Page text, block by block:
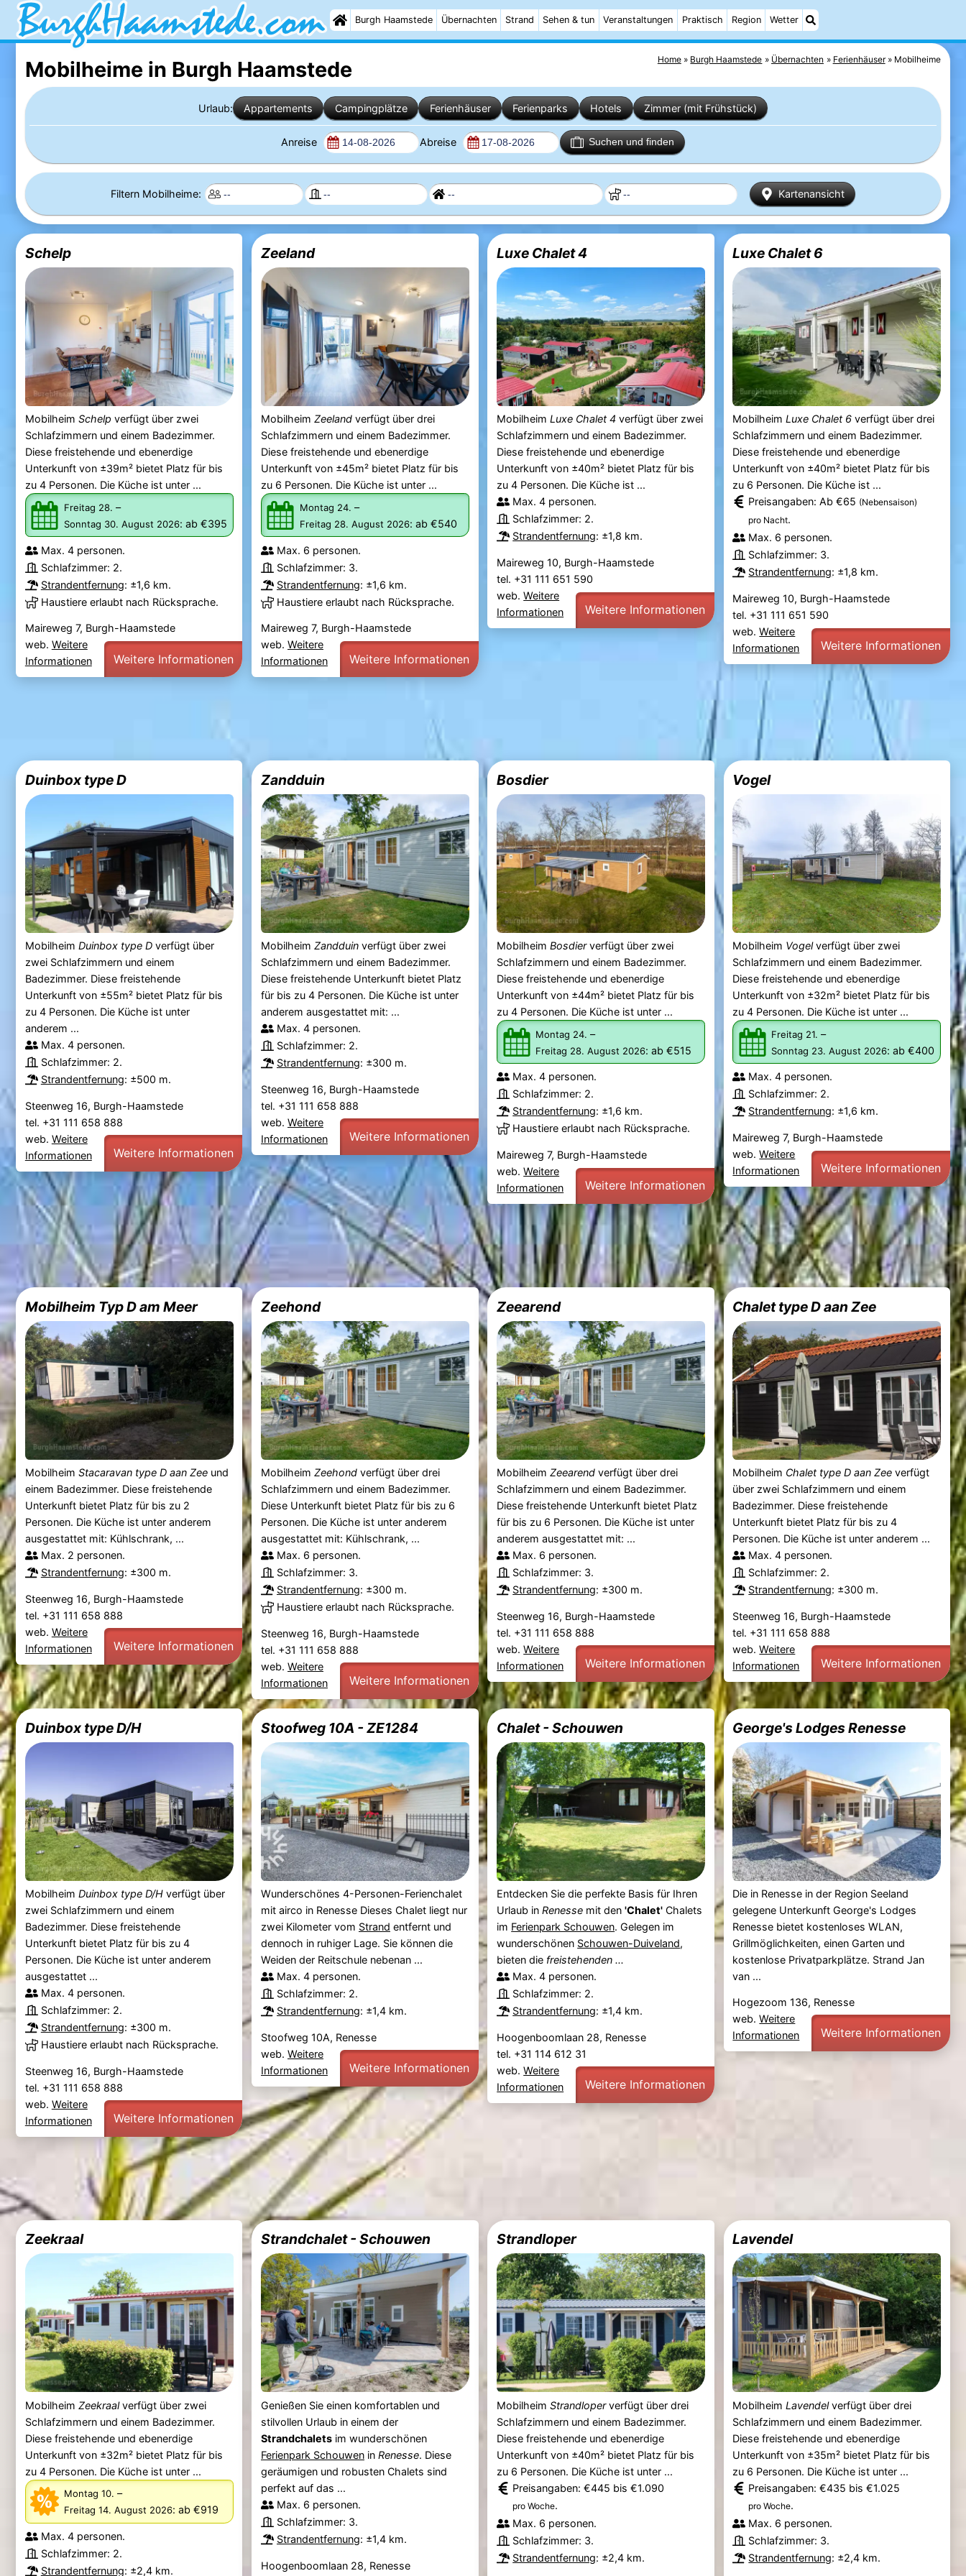
Burgh Haamstede Übernachten Strand Sehen & tun Veranstaltungen Praktisch Region Wetter
Home Burgh Haamstede Übernachten Ferienhäuser Mobilheime
Mobilheime in Burgh Haamstede
Urlaub: Appartements Campingplätze Ferienhäuser Ferienparks Hotels Zimmer (mit Frühstück)
Anreise Abreise Suchen und finden
Filtern Mobilheime: Kartenansicht
Schelp
Mobilheim Schelp verfügt über zwei
Schlafzimmern und einem Badezimmer.
Diese freistehende und ebenerdige
Unterkunft von ±39m² bietet Platz für bis
zu 4 Personen. Die Küche ist unter ...
Freitag 28. –
Sonntag 30. August 2026: ab €395
Max. 4 personen.
Schlafzimmer: 2.
Strandentfernung: ±1,6 km.
Haustiere erlaubt nach Rücksprache.
Maireweg 7, Burgh-Haamstede
web. Weitere
Informationen
Weitere Informationen
Zeeland
Mobilheim Zeelandverfügt über drei
Schlafzimmern und einem Badezimmer.
Diese freistehende und ebenerdige
Unterkunft von ±45m² bietet Platz für bis
zu 6 Personen. Die Küche ist unter ...
Montag 24. –
Freitag 28. August 2026: ab €540
Max. 6 personen.
Schlafzimmer: 3.
Strandentfernung: ±1,6 km.
Haustiere erlaubt nach Rücksprache.
Maireweg 7, Burgh-Haamstede
web. Weitere
Informationen
Weitere Informationen
Luxe Chalet 4
MobilheimLuxe Chalet 4 verfügt über zwei
Schlafzimmern und einem Badezimmer.
Diese freistehende und ebenerdige
Unterkunft von ±40m² bietet Platz für bis
zu 4 Personen. Die Küche ist ...
Max. 4 personen.
Schlafzimmer: 2.
Strandentfernung: ±1,8 km.
Maireweg 10, Burgh-Haamstede
tel. +31 111 651 590
web.Weitere
Informationen
Weitere Informationen
Luxe Chalet 6
MobilheimLuxe Chalet 6 verfügt über drei
Schlafzimmern und einem Badezimmer.
Diese freistehende und ebenerdige
Unterkunft von ±40m² bietet Platz für bis
zu 6 Personen. Die Küche ist ...
Preisangaben: Ab €65 (Nebensaison)
pro Nacht.
Max. 6 personen.
Schlafzimmer: 3.
Strandentfernung: ±1,8 km.
Maireweg 10, Burgh-Haamstede
tel. +31 111 651 590
web.Weitere
Informationen
Weitere Informationen
Duinbox type D
Mobilheim Duinbox type Dverfügt über
zwei Schlafzimmern und einem
Badezimmer. Diese freistehende
Unterkunft von ±55m² bietet Platz für bis
zu 4 Personen. Die Küche ist unter
anderem ...
Max. 4 personen.
Schlafzimmer: 2.
Strandentfernung: ±500 m.
Steenweg 16, Burgh-Haamstede
tel. +31 111 658 888
web. Weitere
Informationen
Weitere Informationen
Zandduin
Mobilheim Zandduinverfügt über zwei
Schlafzimmern und einem Badezimmer.
Diese freistehende Unterkunft bietet Platz
für bis zu 4 Personen. Die Küche ist unter
anderem ausgestattet mit: ...
Max. 4 personen.
Schlafzimmer: 2.
Strandentfernung: ±300 m.
Steenweg 16, Burgh-Haamstede
tel. +31 111 658 888
web. Weitere
Informationen
Weitere Informationen
Bosdier
MobilheimBosdierverfügt über zwei
Schlafzimmern und einem Badezimmer.
Diese freistehende und ebenerdige
Unterkunft von ±44m² bietet Platz für bis
zu 4 Personen. Die Küche ist unter ...
Montag 24. –
Freitag 28. August 2026: ab €515
Max. 4 personen.
Schlafzimmer: 2.
Strandentfernung: ±1,6 km.
Haustiere erlaubt nach Rücksprache.
Maireweg 7, Burgh-Haamstede
web.Weitere
Informationen
Weitere Informationen
Vogel
Mobilheim Vogelverfügt über zwei
Schlafzimmern und einem Badezimmer.
Diese freistehende und ebenerdige
Unterkunft von ±32m² bietet Platz für bis
zu 4 Personen. Die Küche ist unter ...
Freitag 21. –
Sonntag 23. August 2026:ab €400
Max. 4 personen.
Schlafzimmer: 2.
Strandentfernung: ±1,6 km.
Maireweg 7, Burgh-Haamstede
web.Weitere
Informationen
Weitere Informationen
Mobilheim Typ D am Meer
Mobilheim Stacaravan type D aan Zeeund
einem Badezimmer. Diese freistehende
Unterkunft bietet Platz für bis zu 2
Personen. Die Küche ist unter anderem
ausgestattet mit: Kühlschrank, ...
Max. 2 personen.
Strandentfernung: ±300 m.
Steenweg 16, Burgh-Haamstede
tel. +31 111 658 888
web. Weitere
Informationen
Weitere Informationen
Zeehond
Mobilheim Zeehondverfügt über drei
Schlafzimmern und einem Badezimmer.
Diese Unterkunft bietet Platz für bis zu 6
Personen. Die Küche ist unter anderem
ausgestattet mit: Kühlschrank, ...
Max. 6 personen.
Schlafzimmer: 3.
Strandentfernung: ±300 m.
Haustiere erlaubt nach Rücksprache.
Steenweg 16, Burgh-Haamstede
tel. +31 111 658 888
web. Weitere
Informationen
Weitere Informationen
Zeearend
MobilheimZeearend verfügt über drei
Schlafzimmern und einem Badezimmer.
Diese freistehende Unterkunft bietet Platz
für bis zu 6 Personen. Die Küche ist unter
anderem ausgestattet mit: ...
Max. 6 personen.
Schlafzimmer: 3.
Strandentfernung: ±300 m.
Steenweg 16, Burgh-Haamstede
tel. +31 111 658 888
web.Weitere
Informationen
Weitere Informationen
Chalet type D aan Zee
Mobilheim Chalet type D aan Zee verfügt
über zwei Schlafzimmern und einem
Badezimmer. Diese freistehende
Unterkunft bietet Platz für bis zu 4
Personen. Die Küche ist unter anderem ...
Max. 4 personen.
Schlafzimmer: 2.
Strandentfernung: ±300 m.
Steenweg 16, Burgh-Haamstede
tel. +31 111 658 888
web.Weitere
Informationen
Weitere Informationen
Duinbox type D/H
Mobilheim Duinbox type D/Hverfügt über
zwei Schlafzimmern und einem
Badezimmer. Diese freistehende
Unterkunft bietet Platz für bis zu 4
Personen. Die Küche ist unter anderem
ausgestattet ...
Max. 4 personen.
Schlafzimmer: 2.
Strandentfernung: ±300 m.
Haustiere erlaubt nach Rücksprache.
Steenweg 16, Burgh-Haamstede
tel. +31 111 658 888
web. Weitere
Informationen
Weitere Informationen
Stoofweg 10A - ZE1284
Wunderschönes 4-Personen-Ferienchalet
mit airco in Renesse Dieses Chalet liegt nur
zwei Kilometer vom Strand entfernt und
dennoch in ruhiger Lage. Sie können die
Weiden der Reitschule nebenan ...
Max. 4 personen.
Schlafzimmer: 2.
Strandentfernung: ±1,4 km.
Stoofweg 10A, Renesse
web. Weitere
Informationen
Weitere Informationen
Chalet - Schouwen
Entdecken Sie die perfekte Basis für Ihren
Urlaub inRenesse mit den'Chalet' Chalets
im Ferienpark Schouwen. Gelegen im
wunderschönen Schouwen-Duiveland,
bieten die freistehenden ...
Max. 4 personen.
Schlafzimmer: 2.
Strandentfernung: ±1,4 km.
Hoogenboomlaan 28, Renesse
tel. +31 114 612 31
web.Weitere
Informationen
Weitere Informationen
George's Lodges Renesse
Die in Renesse in der Region Seeland
gelegene Unterkunft George's Lodges
Renesse bietet kostenloses WLAN,
Grillmöglichkeiten, einen Garten und
kostenlose Privatparkplätze. Strand Jan
van ...
Hogezoom 136, Renesse
web.Weitere
Informationen
Weitere Informationen
Zeekraal
Mobilheim Zeekraalverfügt über zwei
Schlafzimmern und einem Badezimmer.
Diese freistehende und ebenerdige
Unterkunft von ±32m² bietet Platz für bis
zu 4 Personen. Die Küche ist unter ...
Montag 10. –
Freitag 14. August 2026: ab €919
Max. 4 personen.
Schlafzimmer: 2.
Strandentfernung: ±2,4 km.
Strandchalet - Schouwen
Genießen Sie einen komfortablen und
stilvollen Urlaub in einem der
Strandchaletsim wunderschönen
Ferienpark Schouwenin Renesse. Diese
geräumigen und robusten Chalets sind
perfekt auf das ...
Max. 6 personen.
Schlafzimmer: 3.
Strandentfernung: ±1,4 km.
Hoogenboomlaan 28, Renesse
Strandloper
MobilheimStrandloperverfügt über drei
Schlafzimmern und einem Badezimmer.
Diese freistehende und ebenerdige
Unterkunft von ±40m² bietet Platz für bis
zu 6 Personen. Die Küche ist unter ...
Preisangaben: €445 bis €1.090
pro Woche.
Max. 6 personen.
Schlafzimmer: 3.
Strandentfernung: ±2,4 km.
Lavendel
MobilheimLavendelverfügt über drei
Schlafzimmern und einem Badezimmer.
Diese freistehende und ebenerdige
Unterkunft von ±35m² bietet Platz für bis
zu 6 Personen. Die Küche ist unter ...
Preisangaben: €435 bis €1.025
pro Woche.
Max. 6 personen.
Schlafzimmer: 3.
Strandentfernung: ±2,4 km.